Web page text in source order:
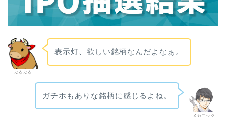
ぶるぶる
表示灯、欲しい銘柄なんだよなぁ。
ガチホもありな銘柄に感じるよね。